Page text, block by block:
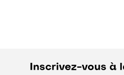
Inscrivez-vous à